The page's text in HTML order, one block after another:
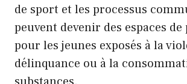
de sport et les processus
peuvent devenir des espaces
pour les jeunes exposés à la
délinquance ou à la